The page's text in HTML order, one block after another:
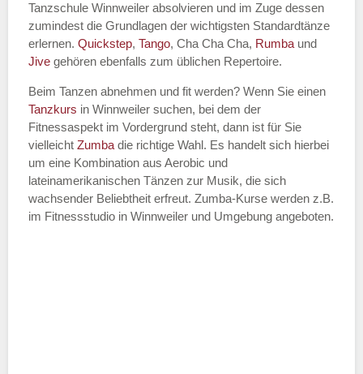
Tanzart*
Tanzschule Winnweiler absolvieren und im Zuge dessen
zumindest die Grundlagen der wichtigsten Standardtänze
erlernen. Quickstep, Tango, Cha Cha Cha, Rumba und
Jive gehören ebenfalls zum üblichen Repertoire.
Beim Tanzen abnehmen und fit werden? Wenn Sie einen
Tanzkurs in Winnweiler suchen, bei dem der
Fitnessaspekt im Vordergrund steht, dann ist für Sie
vielleicht Zumba die richtige Wahl. Es handelt sich hierbei
um eine Kombination aus Aerobic und
lateinamerikanischen Tänzen zur Musik, die sich
wachsender Beliebtheit erfreut. Zumba-Kurse werden z.B.
im Fitnessstudio in Winnweiler und Umgebung angeboten.